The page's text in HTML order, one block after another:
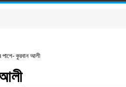
পাশে- কুরবান আলী
আলী